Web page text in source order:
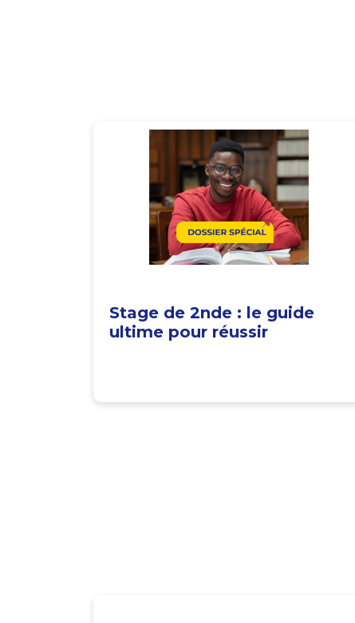
Stage de 2nde : le guide
ultime pour réussir